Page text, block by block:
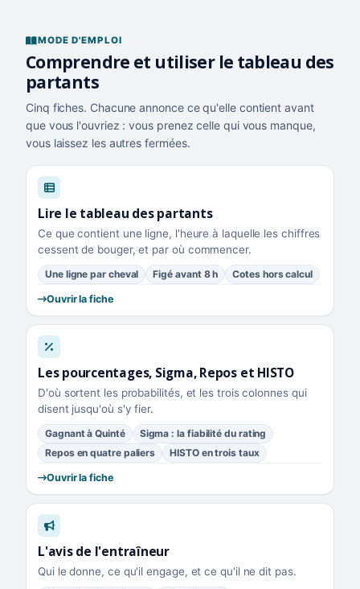
MODE D'EMPLOI
Comprendre et utiliser le tableau des
partants
Cinq fiches. Chacune annonce ce qu'elle contient avant
que vous l'ouvriez : vous prenez celle qui vous manque,
vous laissez les autres fermées.
Lire le tableau des partants
Ce que contient une ligne, l'heure à laquelle les chiffres
cessent de bouger, et par où commencer.
Une ligne par cheval Figé avant 8 h Cotes hors calcul
Ouvrir la fiche
Les pourcentages, Sigma, Repos et HISTO
D'où sortent les probabilités, et les trois colonnes qui
disent jusqu'où s'y fier.
Gagnant à Quinté
Sigma : la fiabilité du rating
Repos en quatre paliers
HISTO en trois taux
Ouvrir la fiche
L'avis de l'entraîneur
Qui le donne, ce qu'il engage, et ce qu'il ne dit pas.